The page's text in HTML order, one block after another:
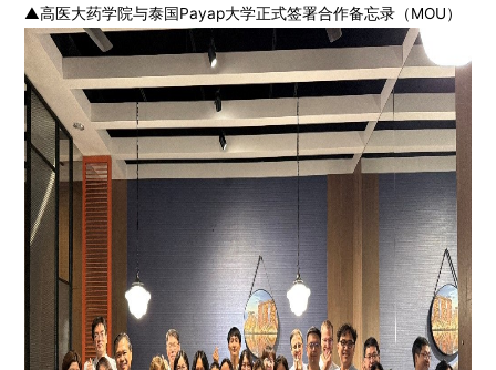
▲高医大药学院与泰国Payap大学正式签署合作备忘录（MOU）